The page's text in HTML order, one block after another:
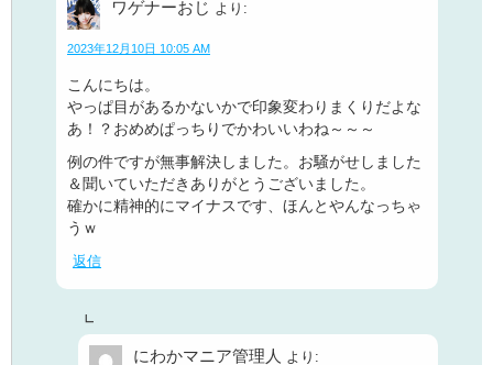
ワゲナーおじ より:
2023年12月10日 10:05 AM
こんにちは。
やっぱ目があるかないかで印象変わりまくりだよな
あ！？おめめぱっちりでかわいいわね～～～
例の件ですが無事解決しました。お騒がせしました
＆聞いていただきありがとうございました。
確かに精神的にマイナスです、ほんとやんなっちゃ
うｗ
返信
にわかマニア管理人 より: